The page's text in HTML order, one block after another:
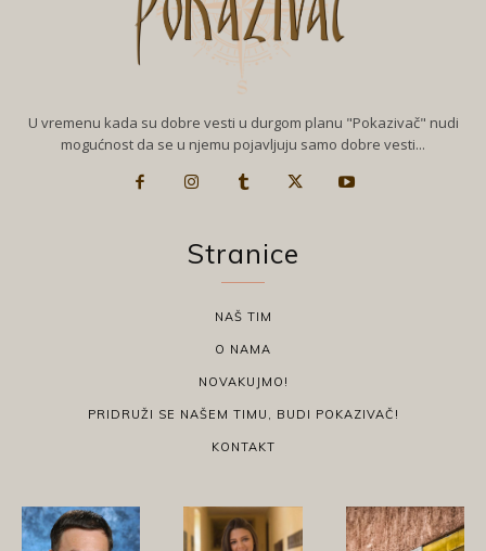
U vremenu kada su dobre vesti u durgom planu "Pokazivač" nudi
mogućnost da se u njemu pojavljuju samo dobre vesti...
Stranice
NAŠ TIM
O NAMA
NOVAKUJMO!
PRIDRUŽI SE NAŠEM TIMU, BUDI POKAZIVAČ!
KONTAKT